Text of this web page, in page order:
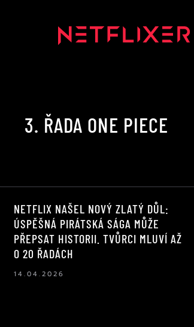
3. ŘADA ONE PIECE
NETFLIX NAŠEL NOVÝ ZLATÝ DŮL:
ÚSPĚŠNÁ PIRÁTSKÁ SÁGA MŮŽE
PŘEPSAT HISTORII. TVŮRCI MLUVÍ AŽ
O 20 ŘADÁCH
14.04.2026